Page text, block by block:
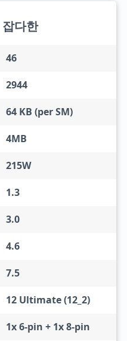
다한
46
2944
64 KB (per SM)
4MB
215W
1.3
3.0
4.6
7.5
12 Ultimate (12_2)
1x 6-pin + 1x 8-pin